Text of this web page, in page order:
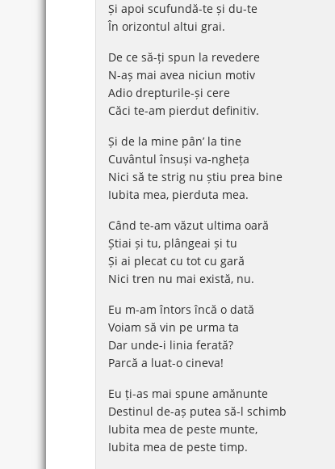
Și apoi scufundă-te și du-te
În orizontul altui grai.
De ce să-ți spun la revedere
N-aș mai avea niciun motiv
Adio drepturile-și cere
Căci te-am pierdut definitiv.
Și de la mine pân’ la tine
Cuvântul însuși va-ngheța
Nici să te strig nu știu prea bine
Iubita mea, pierduta mea.
Când te-am văzut ultima oară
Știai și tu, plângeai și tu
Și ai plecat cu tot cu gară
Nici tren nu mai există, nu.
Eu m-am întors încă o dată
Voiam să vin pe urma ta
Dar unde-i linia ferată?
Parcă a luat-o cineva!
Eu ți-as mai spune amănunte
Destinul de-aș putea să-l schimb
Iubita mea de peste munte,
Iubita mea de peste timp.